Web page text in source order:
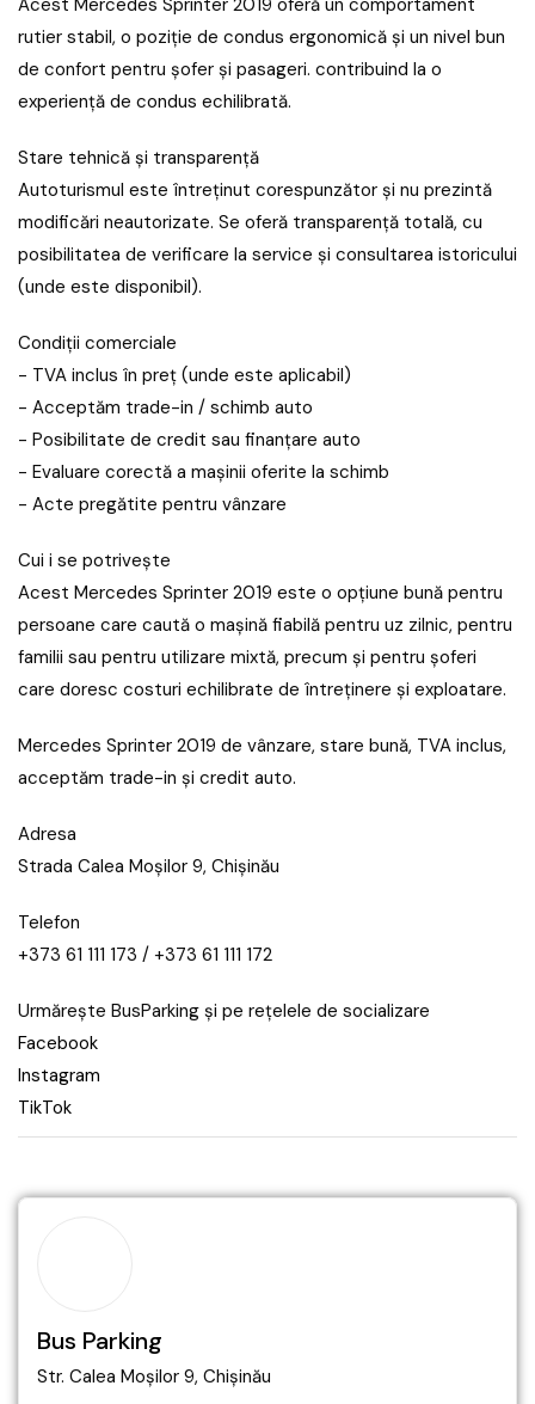
Acest Mercedes Sprinter 2019 oferă un comportament
rutier stabil, o poziție de condus ergonomică și un nivel bun
de confort pentru șofer și pasageri. contribuind la o
experiență de condus echilibrată.
Stare tehnică și transparență
Autoturismul este întreținut corespunzător și nu prezintă
modificări neautorizate. Se oferă transparență totală, cu
posibilitatea de verificare la service și consultarea istoricului
(unde este disponibil).
Condiții comerciale
- TVA inclus în preț (unde este aplicabil)
- Acceptăm trade-in / schimb auto
- Posibilitate de credit sau finanțare auto
- Evaluare corectă a mașinii oferite la schimb
- Acte pregătite pentru vânzare
Cui i se potrivește
Acest Mercedes Sprinter 2019 este o opțiune bună pentru
persoane care caută o mașină fiabilă pentru uz zilnic, pentru
familii sau pentru utilizare mixtă, precum și pentru șoferi
care doresc costuri echilibrate de întreținere și exploatare.
Mercedes Sprinter 2019 de vânzare, stare bună, TVA inclus,
acceptăm trade-in și credit auto.
Adresa
Strada Calea Moşilor 9, Chișinău
Telefon
+373 61 111 173 / +373 61 111 172
Urmărește BusParking și pe rețelele de socializare
Facebook
Instagram
TikTok
Bus Parking
Str. Calea Moșilor 9, Chișinău